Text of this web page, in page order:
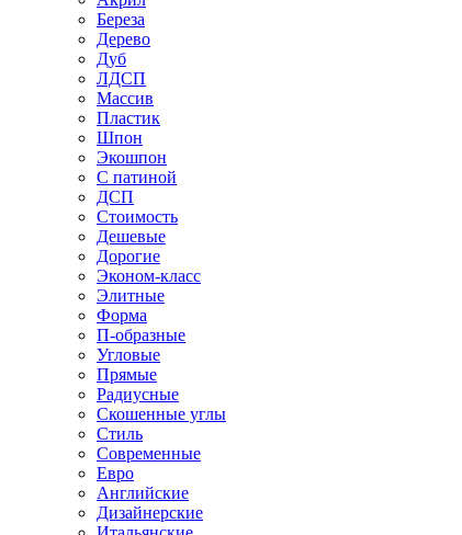
Береза
Дерево
Дуб
ЛДСП
Массив
Пластик
Шпон
Экошпон
С патиной
ДСП
Стоимость
Дешевые
Дорогие
Эконом-класс
Элитные
Форма
П-образные
Угловые
Прямые
Радиусные
Скошенные углы
Стиль
Современные
Евро
Английские
Дизайнерские